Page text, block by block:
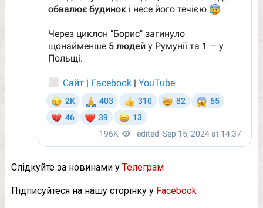
Слідкуйте за новинами у Телеграм
Підписуйтеся на нашу сторінку у Facebook